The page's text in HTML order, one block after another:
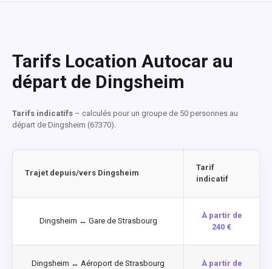
Tarifs Location Autocar au
départ de Dingsheim
Tarifs indicatifs – calculés pour un groupe de 50 personnes au
départ de Dingsheim (67370).
Trajet depuis/vers Dingsheim
Tarif
indicatif
Dingsheim ↔ Gare de Strasbourg
À partir de
240 €
Dingsheim ↔ Aéroport de Strasbourg
À partir de